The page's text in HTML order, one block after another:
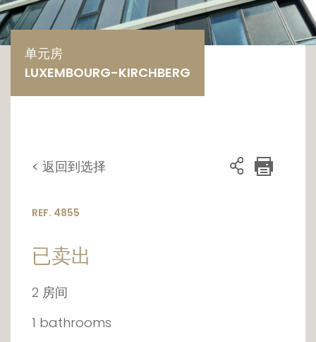
单元房
LUXEMBOURG-KIRCHBERG
< 返回到选择
REF. 4855
已卖出
2 房间
1 bathrooms